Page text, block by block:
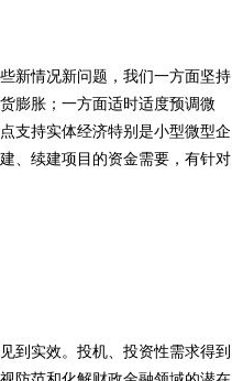
新情况新问题，我们一方面坚持
膨胀；一方面适时适度预调微
支持实体经济特别是小型微型企
、续建项目的资金需要，有针对
实效。投机、投资性需求得到